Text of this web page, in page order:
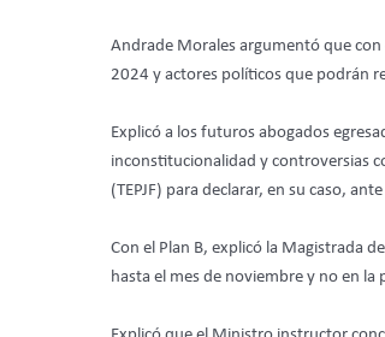
Andrade Morales argumentó que con
2024 y actores políticos que podrán
Explicó a los futuros abogados
inconstitucionalidad y controversias
(TEPJF) para declarar, en su caso,
Con el Plan B, explicó la Magistrada
hasta el mes de noviembre y no en